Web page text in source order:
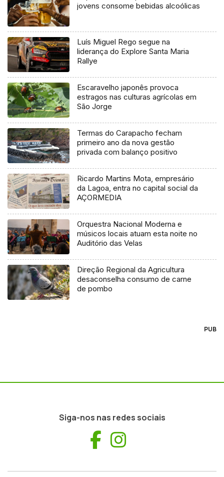
jovens consome bebidas alcoólicas
Luís Miguel Rego segue na
liderança do Explore Santa Maria
Rallye
Escaravelho japonês provoca
estragos nas culturas agrícolas em
São Jorge
Termas do Carapacho fecham
primeiro ano da nova gestão
privada com balanço positivo
Ricardo Martins Mota, empresário
da Lagoa, entra no capital social da
AÇORMEDIA
Orquestra Nacional Moderna e
músicos locais atuam esta noite no
Auditório das Velas
Direção Regional da Agricultura
desaconselha consumo de carne
de pombo
PUB
Siga-nos nas redes sociais
Facebook